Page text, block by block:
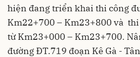
hiện đang triển khai thi công
Km22+700 – Km23+800 và
từ Km23+000 – Km23+700.
đường ĐT.719 đoạn Kê Gà -